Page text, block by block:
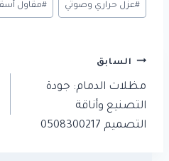
#عزل حراري وصوتي #مقاول
تصفّح
المقالات
السابق
مظلات الدمام: جودة
التصنيع وأناقة
التصميم 0508300217